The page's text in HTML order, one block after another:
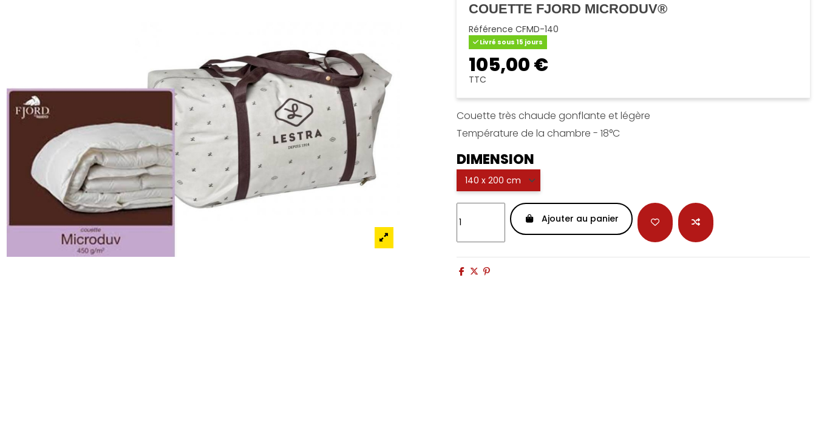
COUETTE FJORD MICRODUV®
Référence CFMD-140
Livré sous 15 jours
105,00 €
TTC
Couette très chaude gonflante et légère
Température de la chambre - 18°C
DIMENSION
Ajouter au panier